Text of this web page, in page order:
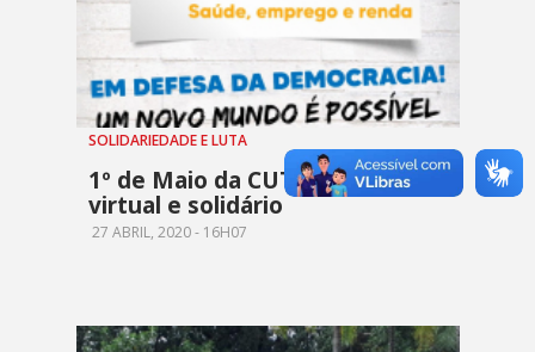
SOLIDARIEDADE E LUTA
1º de Maio da CUT-GO será
virtual e solidário
27 ABRIL, 2020 - 16H07